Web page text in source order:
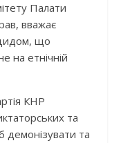
Палати
вважає
що
на етнічній
КНР
та
демонізувати та